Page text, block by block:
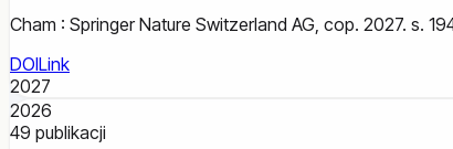
Cham : Springer Nature Switzerland AG, cop. 2027. s.
DOILink
2027
2026
49 publikacji